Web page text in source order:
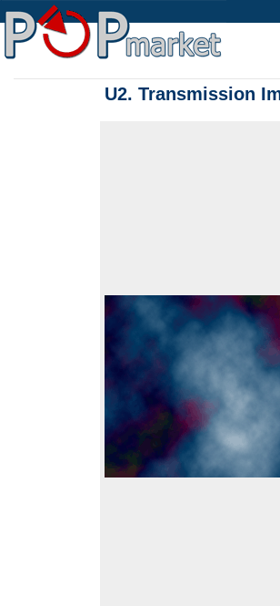
U2. Transmission